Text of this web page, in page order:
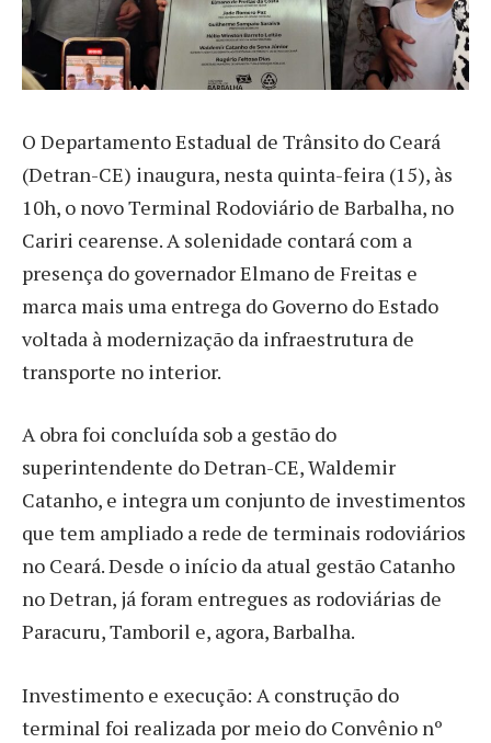
O Departamento Estadual de Trânsito do Ceará
(Detran-CE) inaugura, nesta quinta-feira (15), às
10h, o novo Terminal Rodoviário de Barbalha, no
Cariri cearense. A solenidade contará com a
presença do governador Elmano de Freitas e
marca mais uma entrega do Governo do Estado
voltada à modernização da infraestrutura de
transporte no interior.
A obra foi concluída sob a gestão do
superintendente do Detran-CE, Waldemir
Catanho, e integra um conjunto de investimentos
que tem ampliado a rede de terminais rodoviários
no Ceará. Desde o início da atual gestão Catanho
no Detran, já foram entregues as rodoviárias de
Paracuru, Tamboril e, agora, Barbalha.
Investimento e execução: A construção do
terminal foi realizada por meio do Convênio nº